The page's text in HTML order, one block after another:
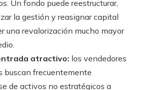
Un fondo puede reestructurar,
la gestión y reasignar capital
una revalorización mucho mayor
atractivo: los vendedores
buscan frecuentemente
de activos no estratégicos a